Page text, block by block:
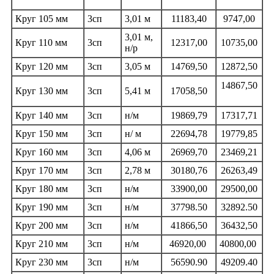
Круг 105 мм 3сп 3,01 м 11183,40 9747,00
Круг 110 мм 3сп
3,01 м,
н/р
12317,00 10735,00
Круг 120 мм 3сп 3,05 м 14769,50 12872,50
Круг 130 мм 3сп 5,41 м 17058,50
14867,50
Круг 140 мм 3сп н/м 19869,79
17317,71
Круг 150 мм
3сп н/ м 22694,78
19779,85
Круг 160 мм
3сп 4,06 м 26969,70
23469,21
Круг 170 мм
3сп 2,78 м 30180,76
26263,49
Круг 180 мм
3сп н/м 33900,00
29500,00
Круг 190 мм
3сп н/м 37798.50
32892.50
Круг 200 мм
3сп н/м 41866,50
36432,50
Круг 210 мм
3сп н/м 46920,00
40800,00
Круг 230 мм
3сп н/м 56590.90
49209.40